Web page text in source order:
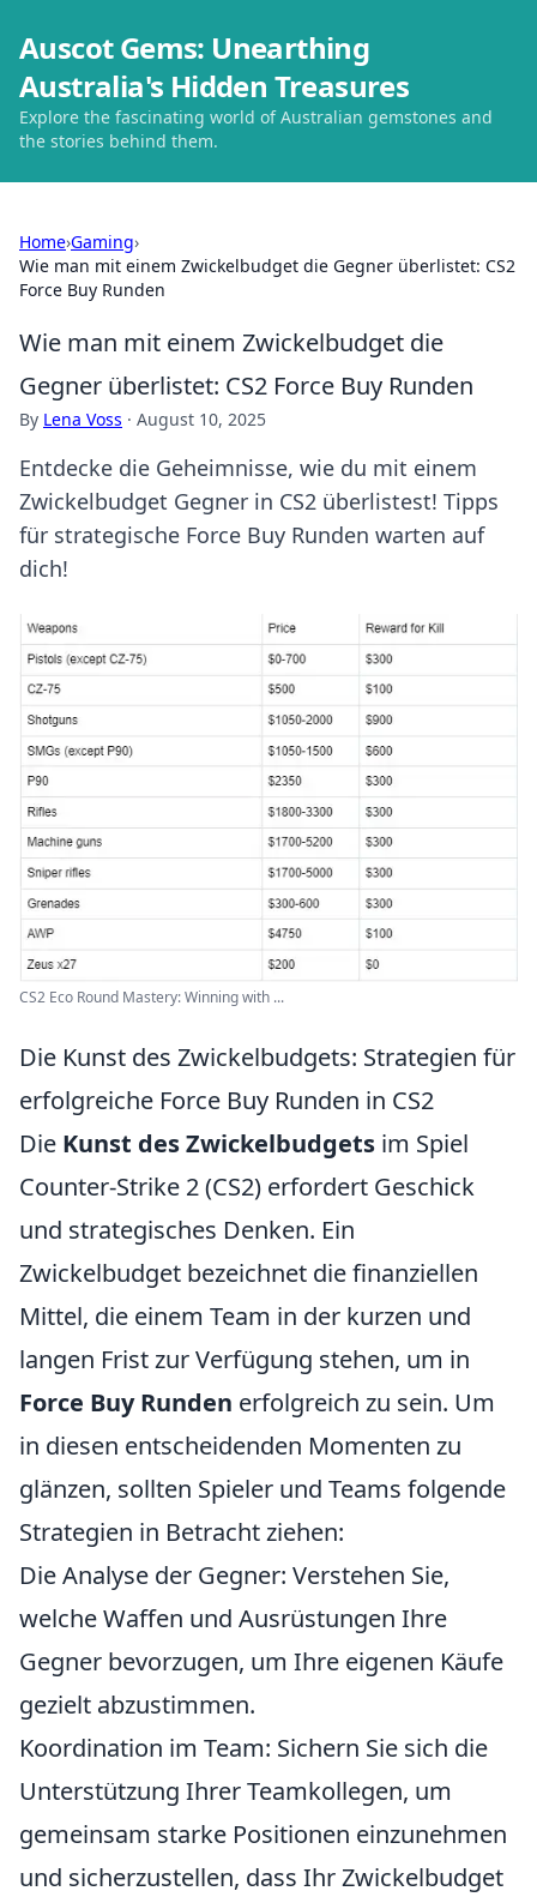
Auscot Gems: Unearthing
Australia's Hidden Treasures
Explore the fascinating world of Australian gemstones and
the stories behind them.
Home›Gaming›
Wie man mit einem Zwickelbudget die Gegner überlistet: CS2
Force Buy Runden
Wie man mit einem Zwickelbudget die
Gegner überlistet: CS2 Force Buy Runden
By Lena Voss · August 10, 2025
Entdecke die Geheimnisse, wie du mit einem
Zwickelbudget Gegner in CS2 überlistest! Tipps
für strategische Force Buy Runden warten auf
dich!
CS2 Eco Round Mastery: Winning with ...
Die Kunst des Zwickelbudgets: Strategien für
erfolgreiche Force Buy Runden in CS2
Die Kunst des Zwickelbudgets im Spiel
Counter-Strike 2 (CS2) erfordert Geschick
und strategisches Denken. Ein
Zwickelbudget bezeichnet die finanziellen
Mittel, die einem Team in der kurzen und
langen Frist zur Verfügung stehen, um in
Force Buy Runden erfolgreich zu sein. Um
in diesen entscheidenden Momenten zu
glänzen, sollten Spieler und Teams folgende
Strategien in Betracht ziehen:
Die Analyse der Gegner: Verstehen Sie,
welche Waffen und Ausrüstungen Ihre
Gegner bevorzugen, um Ihre eigenen Käufe
gezielt abzustimmen.
Koordination im Team: Sichern Sie sich die
Unterstützung Ihrer Teamkollegen, um
gemeinsam starke Positionen einzunehmen
und sicherzustellen, dass Ihr Zwickelbudget